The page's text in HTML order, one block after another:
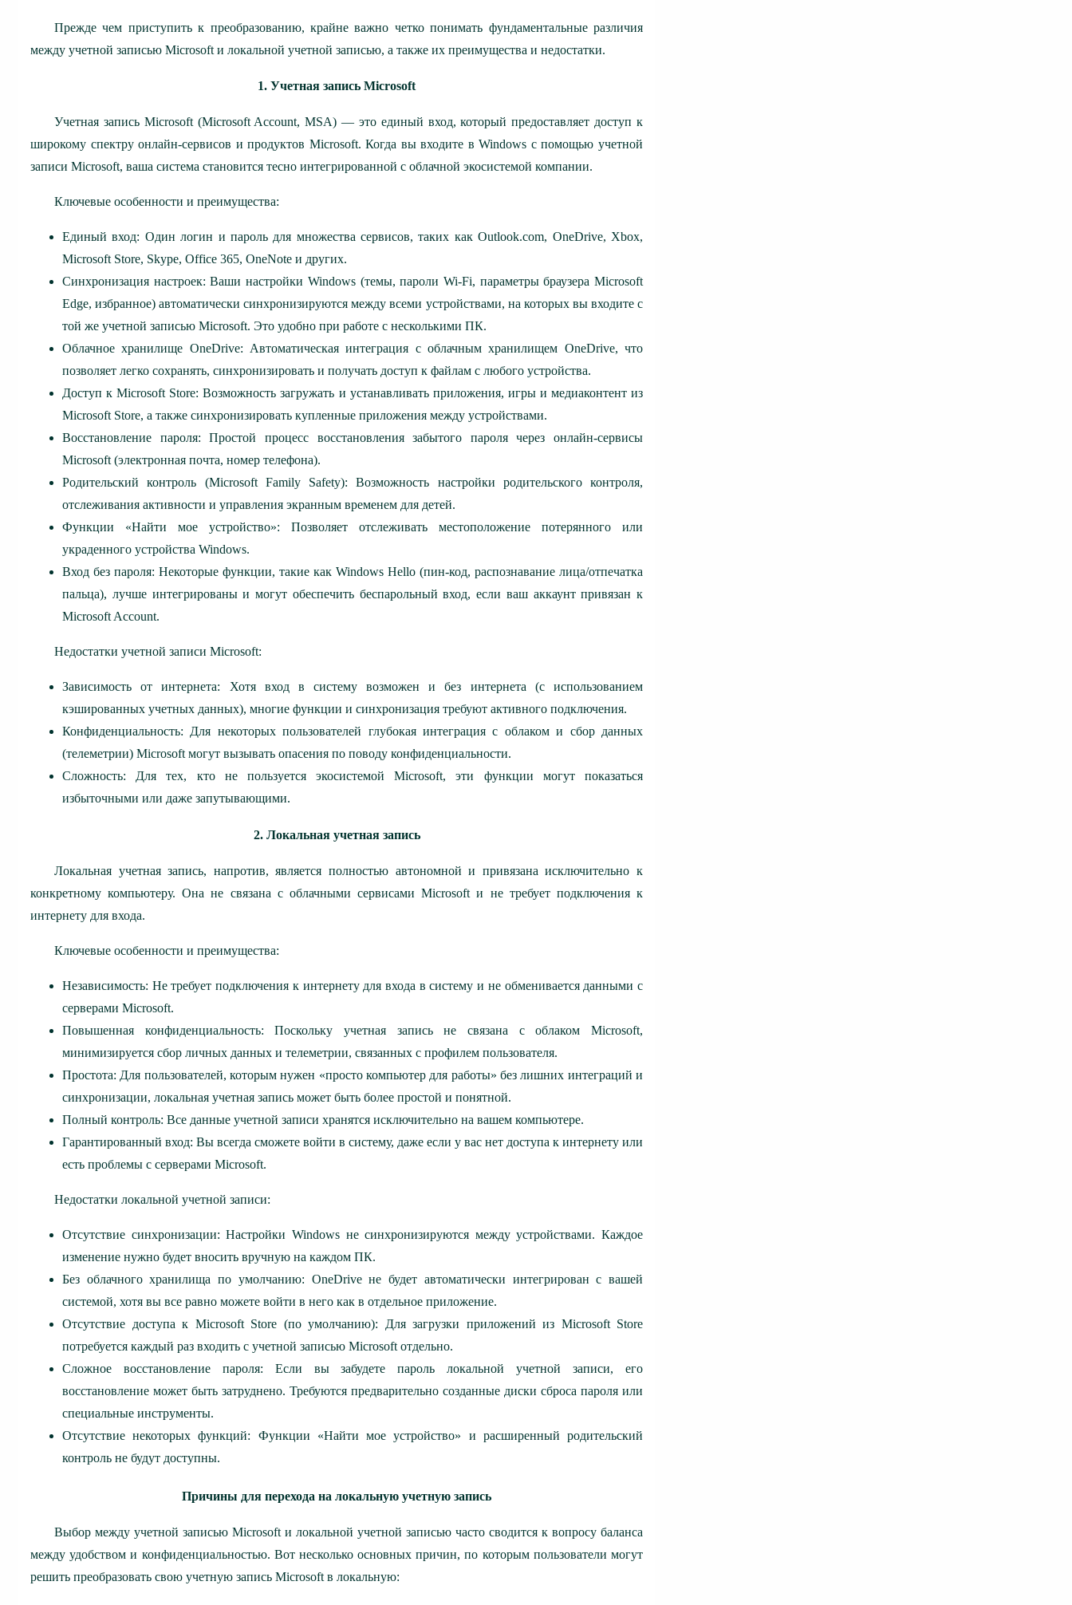
Прежде чем приступить к преобразованию, крайне важно четко понимать фундаментальные различия
между учетной записью Microsoft и локальной учетной записью, а также их преимущества и недостатки.
1. Учетная запись Microsoft
Учетная запись Microsoft (Microsoft Account, MSA) — это единый вход, который предоставляет доступ к
широкому спектру онлайн-сервисов и продуктов Microsoft. Когда вы входите в Windows с помощью учетной
записи Microsoft, ваша система становится тесно интегрированной с облачной экосистемой компании.
Ключевые особенности и преимущества:
Единый вход: Один логин и пароль для множества сервисов, таких как Outlook.com, OneDrive, Xbox,
Microsoft Store, Skype, Office 365, OneNote и других.
Синхронизация настроек: Ваши настройки Windows (темы, пароли Wi-Fi, параметры браузера Microsoft
Edge, избранное) автоматически синхронизируются между всеми устройствами, на которых вы входите с
той же учетной записью Microsoft. Это удобно при работе с несколькими ПК.
Облачное хранилище OneDrive: Автоматическая интеграция с облачным хранилищем OneDrive, что
позволяет легко сохранять, синхронизировать и получать доступ к файлам с любого устройства.
Доступ к Microsoft Store: Возможность загружать и устанавливать приложения, игры и медиаконтент из
Microsoft Store, а также синхронизировать купленные приложения между устройствами.
Восстановление пароля: Простой процесс восстановления забытого пароля через онлайн-сервисы
Microsoft (электронная почта, номер телефона).
Родительский контроль (Microsoft Family Safety): Возможность настройки родительского контроля,
отслеживания активности и управления экранным временем для детей.
Функции «Найти мое устройство»: Позволяет отслеживать местоположение потерянного или
украденного устройства Windows.
Вход без пароля: Некоторые функции, такие как Windows Hello (пин-код, распознавание лица/отпечатка
пальца), лучше интегрированы и могут обеспечить беспарольный вход, если ваш аккаунт привязан к
Microsoft Account.
Недостатки учетной записи Microsoft:
Зависимость от интернета: Хотя вход в систему возможен и без интернета (с использованием
кэшированных учетных данных), многие функции и синхронизация требуют активного подключения.
Конфиденциальность: Для некоторых пользователей глубокая интеграция с облаком и сбор данных
(телеметрии) Microsoft могут вызывать опасения по поводу конфиденциальности.
Сложность: Для тех, кто не пользуется экосистемой Microsoft, эти функции могут показаться
избыточными или даже запутывающими.
2. Локальная учетная запись
Локальная учетная запись, напротив, является полностью автономной и привязана исключительно к
конкретному компьютеру. Она не связана с облачными сервисами Microsoft и не требует подключения к
интернету для входа.
Ключевые особенности и преимущества:
Независимость: Не требует подключения к интернету для входа в систему и не обменивается данными с
серверами Microsoft.
Повышенная конфиденциальность: Поскольку учетная запись не связана с облаком Microsoft,
минимизируется сбор личных данных и телеметрии, связанных с профилем пользователя.
Простота: Для пользователей, которым нужен «просто компьютер для работы» без лишних интеграций и
синхронизации, локальная учетная запись может быть более простой и понятной.
Полный контроль: Все данные учетной записи хранятся исключительно на вашем компьютере.
Гарантированный вход: Вы всегда сможете войти в систему, даже если у вас нет доступа к интернету или
есть проблемы с серверами Microsoft.
Недостатки локальной учетной записи:
Отсутствие синхронизации: Настройки Windows не синхронизируются между устройствами. Каждое
изменение нужно будет вносить вручную на каждом ПК.
Без облачного хранилища по умолчанию: OneDrive не будет автоматически интегрирован с вашей
системой, хотя вы все равно можете войти в него как в отдельное приложение.
Отсутствие доступа к Microsoft Store (по умолчанию): Для загрузки приложений из Microsoft Store
потребуется каждый раз входить с учетной записью Microsoft отдельно.
Сложное восстановление пароля: Если вы забудете пароль локальной учетной записи, его
восстановление может быть затруднено. Требуются предварительно созданные диски сброса пароля или
специальные инструменты.
Отсутствие некоторых функций: Функции «Найти мое устройство» и расширенный родительский
контроль не будут доступны.
Причины для перехода на локальную учетную запись
Выбор между учетной записью Microsoft и локальной учетной записью часто сводится к вопросу баланса
между удобством и конфиденциальностью. Вот несколько основных причин, по которым пользователи могут
решить преобразовать свою учетную запись Microsoft в локальную: